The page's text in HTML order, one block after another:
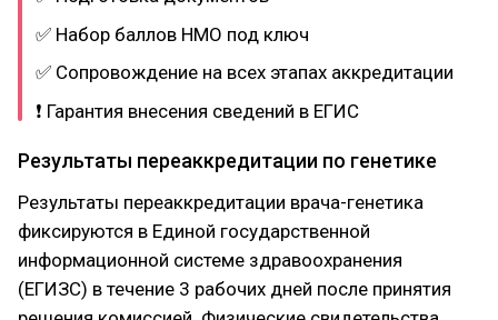
✅ Набор баллов НМО под ключ
✅ Сопровождение на всех этапах аккредитации
❗ Гарантия внесения сведений в ЕГИС
Результаты переаккредитации по генетике
Результаты переаккредитации врача-генетика
фиксируются в Единой государственной
информационной системе здравоохранения
(ЕГИЗС) в течение 3 рабочих дней после принятия